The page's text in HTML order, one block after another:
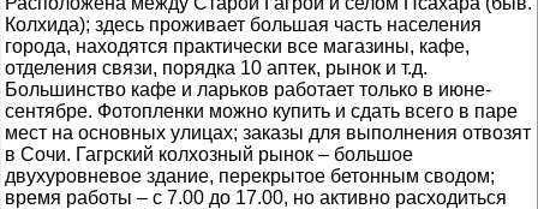
Колхида); здесь проживает большая часть населения
города, находятся практически все магазины, кафе,
отделения связи, порядка 10 аптек, рынок и т.д.
Большинство кафе и ларьков работает только в июне-
сентябре. Фотопленки можно купить и сдать всего в паре
мест на основных улицах; заказы для выполнения отвозят
в Сочи. Гагрский колхозный рынок – большое
двухуровневое здание, перекрытое бетонным сводом;
время работы – с 7.00 до 17.00, но активно расходиться